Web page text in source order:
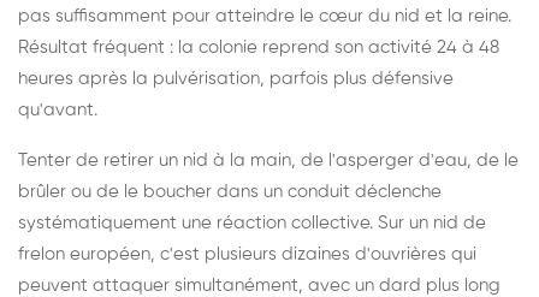
pas suffisamment pour atteindre le cœur du nid et la reine.
Résultat fréquent : la colonie reprend son activité 24 à 48
heures après la pulvérisation, parfois plus défensive
qu'avant.
Tenter de retirer un nid à la main, de l'asperger d'eau, de le
brûler ou de le boucher dans un conduit déclenche
systématiquement une réaction collective. Sur un nid de
frelon européen, c'est plusieurs dizaines d'ouvrières qui
peuvent attaquer simultanément, avec un dard plus long